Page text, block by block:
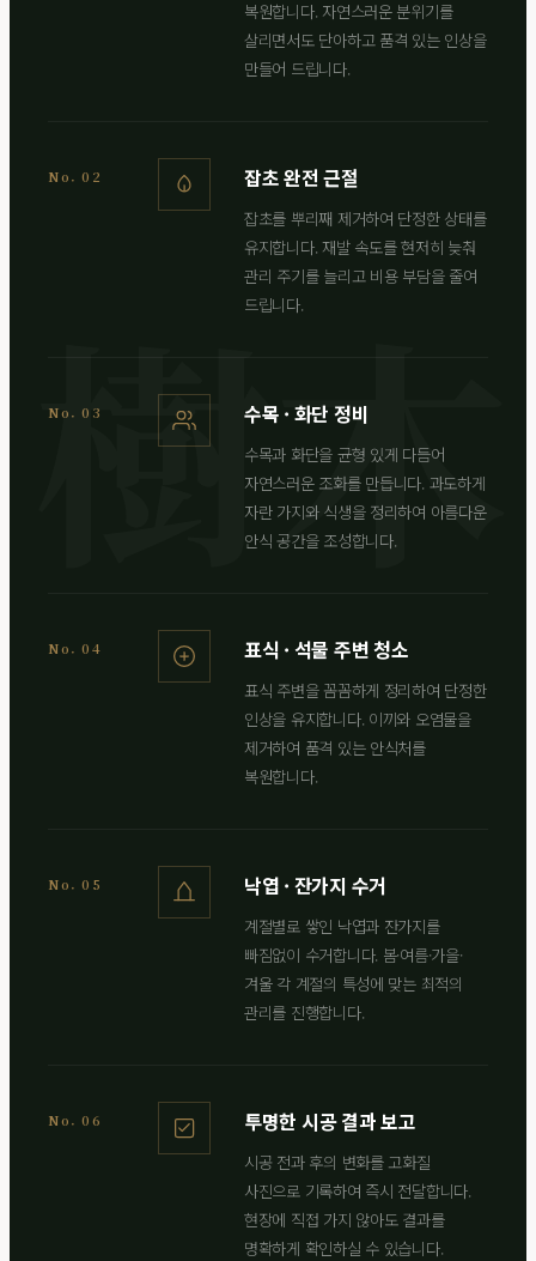
복원합니다. 자연스러운 분위기를
살리면서도 단아하고 품격 있는 인상을
만들어 드립니다.
No. 02 잡초 완전 근절
잡초를 뿌리째 제거하여 단정한 상태를
유지합니다. 재발 속도를 현저히 늦춰
관리 주기를 늘리고 비용 부담을 줄여
드립니다.
No. 03 수목 · 화단 정비
수목과 화단을 균형 있게 다듬어
자연스러운 조화를 만듭니다. 과도하게
자란 가지와 식생을 정리하여 아름다운
안식 공간을 조성합니다.
No. 04 표식 · 석물 주변 청소
표식 주변을 꼼꼼하게 정리하여 단정한
인상을 유지합니다. 이끼와 오염물을
제거하여 품격 있는 안식처를
복원합니다.
No. 05 낙엽 · 잔가지 수거
계절별로 쌓인 낙엽과 잔가지를
빠짐없이 수거합니다. 봄·여름·가을·
겨울 각 계절의 특성에 맞는 최적의
관리를 진행합니다.
No. 06 투명한 시공 결과 보고
시공 전과 후의 변화를 고화질
사진으로 기록하여 즉시 전달합니다.
현장에 직접 가지 않아도 결과를
명확하게 확인하실 수 있습니다.